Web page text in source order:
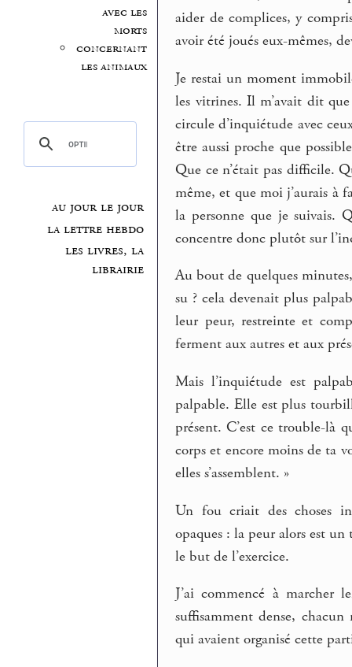
avec les
morts
concernant
les animaux
au jour le jour
la lettre hebdo
les livres, la
librairie
aider de complices, y
avoir été joués eux-mêmes,
Je restai un moment
les vitrines. Il m’avait dit
circule d’inquiétude avec
être aussi proche que
Que ce n’était pas difficile.
même, et que moi j’aurais à
la personne que je suivais.
concentre donc plutôt sur
Au bout de quelques
su ? cela devenait plus
leur peur, restreinte et
ferment aux autres et aux
Mais l’inquiétude est
palpable. Elle est plus
présent. C’est ce trouble-là
corps et encore moins de ta
elles s’assemblent. »
Un fou criait des choses
opaques : la peur alors est
le but de l’exercice.
J’ai commencé à marcher
suffisamment dense,
qui avaient organisé cette